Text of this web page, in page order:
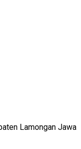
Lamongan Jawa